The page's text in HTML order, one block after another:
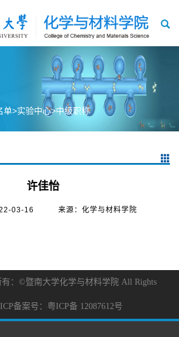
单>实验中心>中级职称
许佳怡
03-16 来源：化学与材料学院
：©暨南大学化学与材料学院 All Rights
ICP备案号：粤ICP备 12087612号